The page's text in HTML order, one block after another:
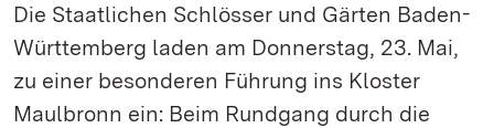
Die Staatlichen Schlösser und Gärten Baden-
Württemberg laden am Donnerstag, 23. Mai,
zu einer besonderen Führung ins Kloster
Maulbronn ein: Beim Rundgang durch die